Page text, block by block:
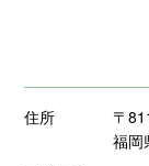
住所
〒
福岡